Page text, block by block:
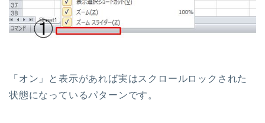
「オン」と表示があれば実はスクロールロックされた
状態になっているパターンです。